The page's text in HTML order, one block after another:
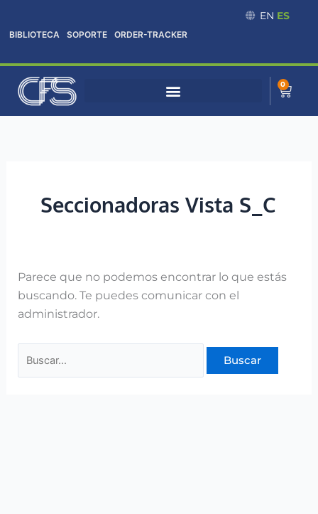
al
contenido
BIBLIOTECA SOPORTE ORDER-TRACKER
EN ES
0
Cart
Seccionadoras Vista S_C
Parece que no podemos encontrar lo que estás
buscando. Te puedes comunicar con el
administrador.